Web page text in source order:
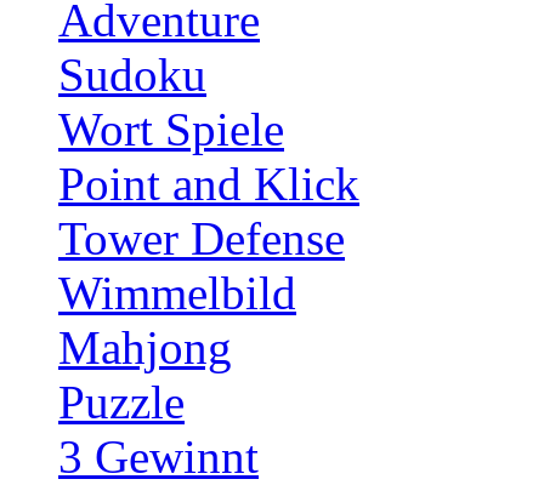
Adventure
Sudoku
Wort Spiele
Point and Klick
Tower Defense
Wimmelbild
Mahjong
Puzzle
3 Gewinnt